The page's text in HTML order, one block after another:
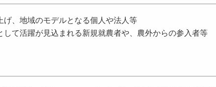
げ、地域のモデルとなる個人や法人等
て活躍が見込まれる新規就農者や、農外からの参入者等